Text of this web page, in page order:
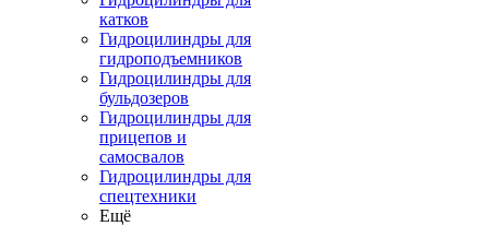
катков
Гидроцилиндры для
гидроподъемников
Гидроцилиндры для
бульдозеров
Гидроцилиндры для
прицепов и
самосвалов
Гидроцилиндры для
спецтехники
Ещё